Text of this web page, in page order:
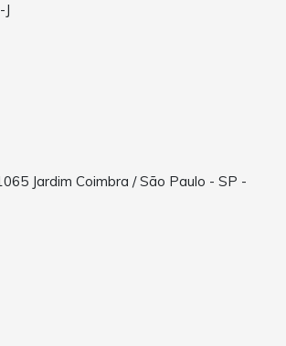
Jardim Coimbra / São Paulo - SP -